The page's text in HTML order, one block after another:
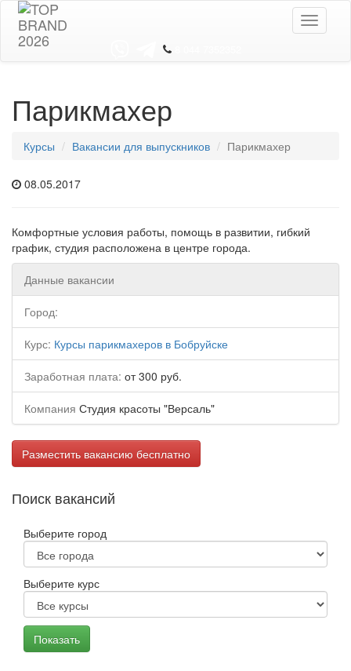
Toggle
Парикмахер
Курсы Вакансии для выпускников Парикмахер
08.05.2017
Комфортные условия работы, помощь в развитии, гибкий
график, студия расположена в центре города.
Данные вакансии
Город:
Курс: Курсы парикмахеров в Бобруйске
Заработная плата: от 300 руб.
Компания Студия красоты "Версаль"
Разместить вакансию бесплатно
Поиск вакансий
Выберите город
Выберите курс